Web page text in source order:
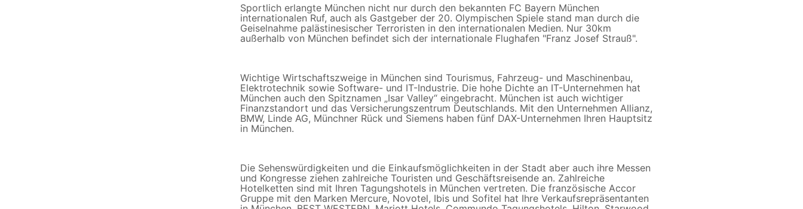
Sportlich erlangte München nicht nur durch den bekannten FC Bayern München
internationalen Ruf, auch als Gastgeber der 20. Olympischen Spiele stand man durch die
Geiselnahme palästinesischer Terroristen in den internationalen Medien. Nur 30km
außerhalb von München befindet sich der internationale Flughafen "Franz Josef Strauß".
Wichtige Wirtschaftszweige in München sind Tourismus, Fahrzeug- und Maschinenbau,
Elektrotechnik sowie Software- und IT-Industrie. Die hohe Dichte an IT-Unternehmen hat
München auch den Spitznamen „Isar Valley“ eingebracht. München ist auch wichtiger
Finanzstandort und das Versicherungszentrum Deutschlands. Mit den Unternehmen Allianz,
BMW, Linde AG, Münchner Rück und Siemens haben fünf DAX-Unternehmen Ihren Hauptsitz
in München.
Die Sehenswürdigkeiten und die Einkaufsmöglichkeiten in der Stadt aber auch ihre Messen
und Kongresse ziehen zahlreiche Touristen und Geschäftsreisende an. Zahlreiche
Hotelketten sind mit Ihren Tagungshotels in München vertreten. Die französische Accor
Gruppe mit den Marken Mercure, Novotel, Ibis und Sofitel hat Ihre Verkaufsrepräsentanten